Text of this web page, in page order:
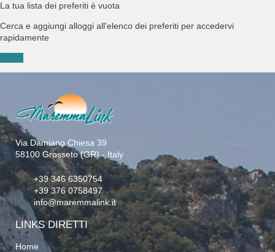
La tua lista dei preferiti è vuota
Cerca e aggiungi alloggi all'elenco dei preferiti per accedervi
rapidamente
Via Damiano Chiesa 39
58100 Grosseto (GR) - Italy
+39 346 6350754
+39 376 0758497
info@maremmalink.it
LINKS DIRETTI
Home